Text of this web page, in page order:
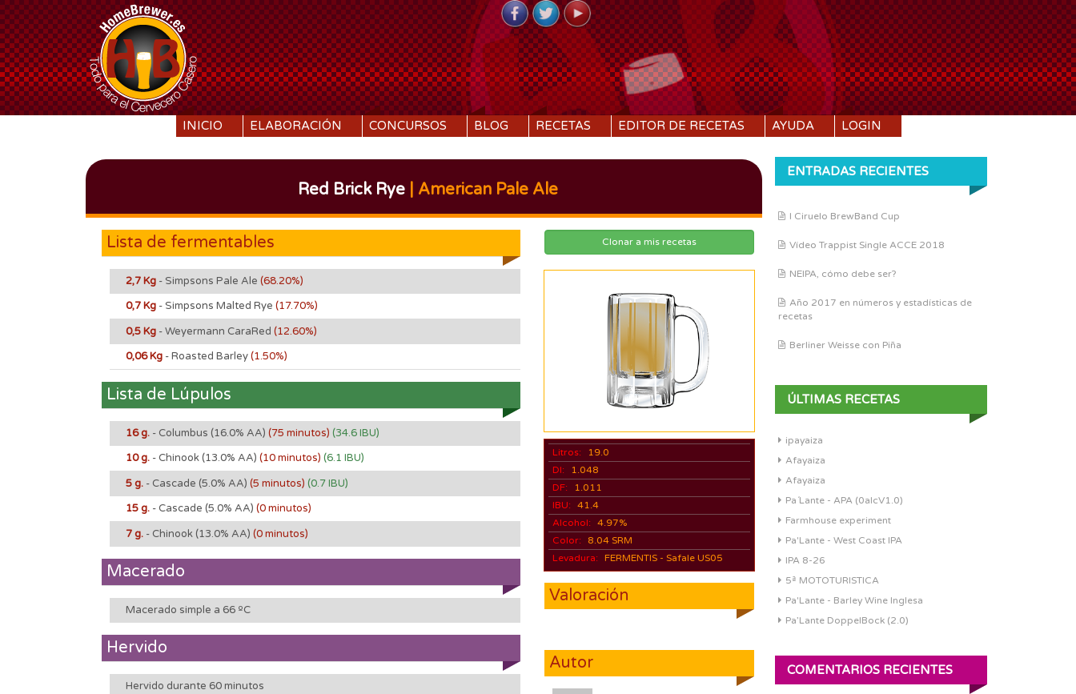
SKIP TO CONTENT
INICIO ELABORACIÓN CONCURSOS BLOG RECETAS EDITOR DE RECETAS AYUDA LOGIN
Red Brick Rye | American Pale Ale
Lista de fermentables
2,7 Kg - Simpsons Pale Ale (68.20%)
0,7 Kg - Simpsons Malted Rye (17.70%)
0,5 Kg - Weyermann CaraRed (12.60%)
0,06 Kg - Roasted Barley(1.50%)
Lista de Lúpulos
16 g. - Columbus (16.0% AA) (75 minutos) (34.6 IBU)
10 g. - Chinook(13.0% AA) (10 minutos) (6.1 IBU)
5 g. - Cascade (5.0% AA) (5 minutos) (0.7 IBU)
15 g. - Cascade (5.0% AA) (0 minutos)
7 g. - Chinook (13.0% AA) (0 minutos)
Macerado
Macerado simple a 66 ºC
Hervido
Hervido durante 60 minutos
Clonar a mis recetas
Litros:
19.0
DI:
1.048
DF:
1.011
IBU: 41.4
Alcohol: 4.97%
Color:
8.04 SRM
Levadura: FERMENTIS - Safale US05
Valoración
Autor
ENTRADAS RECIENTES
I Ciruelo BrewBand Cup
Vídeo Trappist Single ACCE 2018
NEIPA, cómo debe ser?
Año 2017 en números y estadísticas de
recetas
Berliner Weisse con Piña
ÚLTIMAS RECETAS
ipayaiza
Afayaiza
Afayaiza
Pa´Lante - APA (0alcV1.0)
Farmhouse experiment
Pa'Lante - West Coast IPA
IPA 8-26
5ª MOTOTURISTICA
Pa'Lante - Barley Wine Inglesa
Pa’Lante DoppelBock (2.0)
COMENTARIOS RECIENTES